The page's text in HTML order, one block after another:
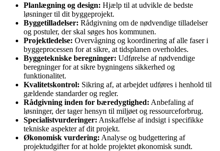
Planlægning og design: Hjælp til at udvikle de bedste
løsninger til dit byggeprojekt.
Byggetilladelser: Rådgivning om de nødvendige tilladelser
og postuler, der skal søges hos kommunen.
Projektledelse: Overvågning og koordinering af alle faser i
byggeprocessen for at sikre, at tidsplanen overholdes.
Byggetekniske beregninger: Udførelse af nødvendige
beregninger for at sikre bygningens sikkerhed og
funktionalitet.
Kvalitetskontrol: Sikring af, at arbejdet udføres i henhold til
gældende standarder og regler.
Rådgivning inden for bæredygtighed: Anbefaling af
løsninger, der tager hensyn til miljøet og ressourceforbrug.
Specialistvurderinger: Anskaffelse af indsigt i specifikke
tekniske aspekter af dit projekt.
Økonomisk vurdering: Analyse og budgettering af
projektudgifter for at holde projektet økonomisk sundt.